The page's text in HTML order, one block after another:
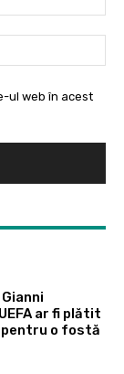
ul web în acest
ar fi plătit
pentru o fostă